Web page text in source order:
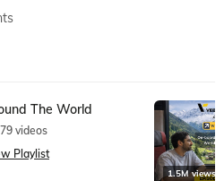
The World
79 videos
Playlist
1.5M views